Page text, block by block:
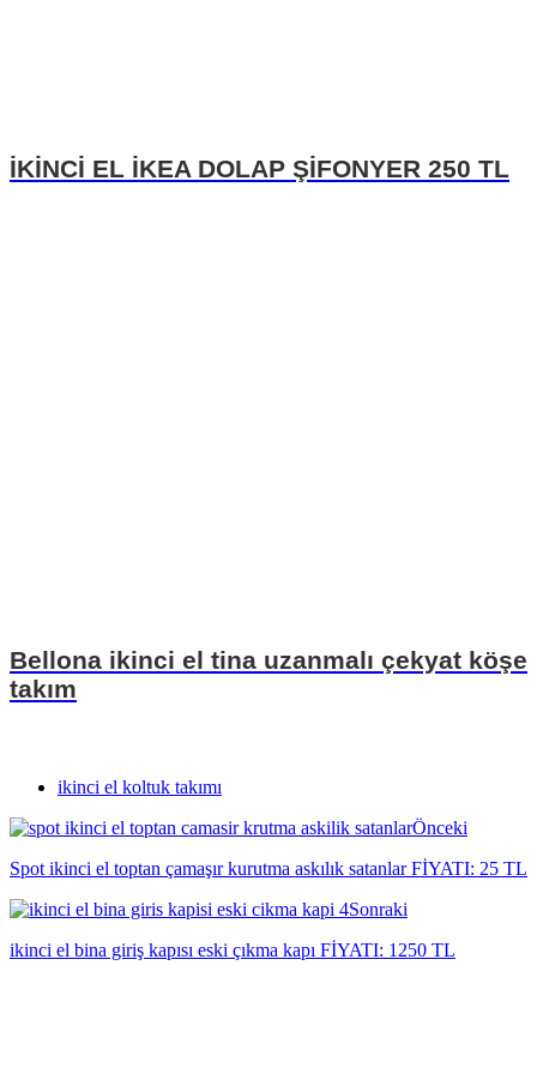
İKİNCİ EL İKEA DOLAP ŞİFONYER 250 TL
Bellona ikinci el tina uzanmalı çekyat köşe
takım
ikinci el koltuk takımı
Önceki
Spot ikinci el toptan çamaşır kurutma askılık satanlar FİYATI: 25 TL
Sonraki
ikinci el bina giriş kapısı eski çıkma kapı FİYATI: 1250 TL